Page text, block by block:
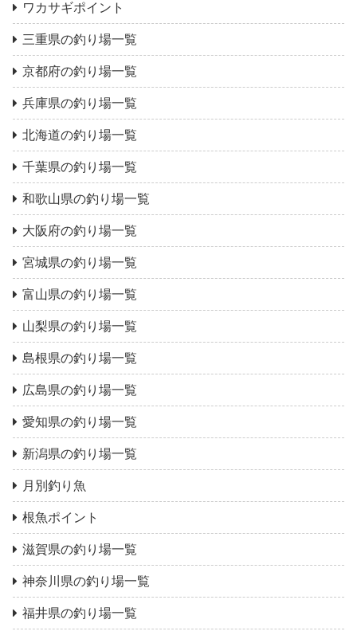
ワカサギポイント
三重県の釣り場一覧
京都府の釣り場一覧
兵庫県の釣り場一覧
北海道の釣り場一覧
千葉県の釣り場一覧
和歌山県の釣り場一覧
大阪府の釣り場一覧
宮城県の釣り場一覧
富山県の釣り場一覧
山梨県の釣り場一覧
島根県の釣り場一覧
広島県の釣り場一覧
愛知県の釣り場一覧
新潟県の釣り場一覧
月別釣り魚
根魚ポイント
滋賀県の釣り場一覧
神奈川県の釣り場一覧
福井県の釣り場一覧